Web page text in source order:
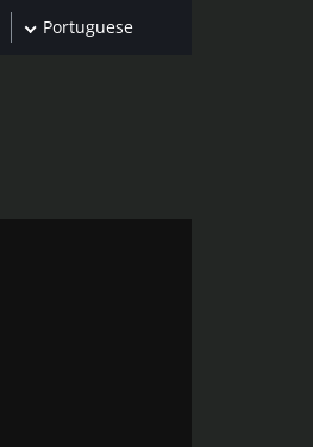
Portuguese